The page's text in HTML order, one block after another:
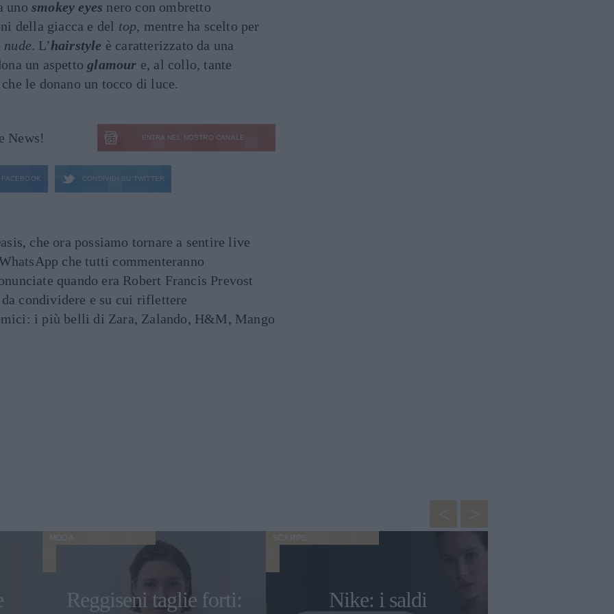
unosmokey eyes nero con ombretto
della giacca e del top, mentre ha scelto per
nude. L’hairstyle è caratterizzato da una
un aspettoglamour e, al collo, tante
le donano un tocco di luce.
News! ENTRA NEL NOSTRO CANALE
FACEBOOK CONDIVIDI SU TWITTER
che ora possiamo tornare a sentire live
che tutti commenteranno
quando era Robert Francis Prevost
condividere e su cui riflettere
i più belli di Zara, Zalando, H&M, Mango
MODA
Reggiseni taglie forti:
SCARPE
Nike: i saldi